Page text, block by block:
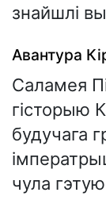
знайшлі
Авантура
Саламея
гісторыю
будучага
чула